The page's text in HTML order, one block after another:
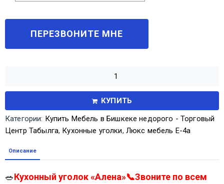
КУПИТЬ
Категории: Купить Мебель в Бишкеке недорого - Торговый
Центр Табылга, Кухонные уголки, Люкс мебель Е-4а
Описание
🥗Кухонный уголок «Алена»📞Звоните по всем